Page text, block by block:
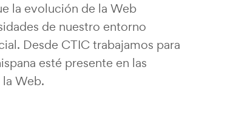
la evolución de la Web
de nuestro entorno
Desde CTIC trabajamos para
esté presente en las
Web.